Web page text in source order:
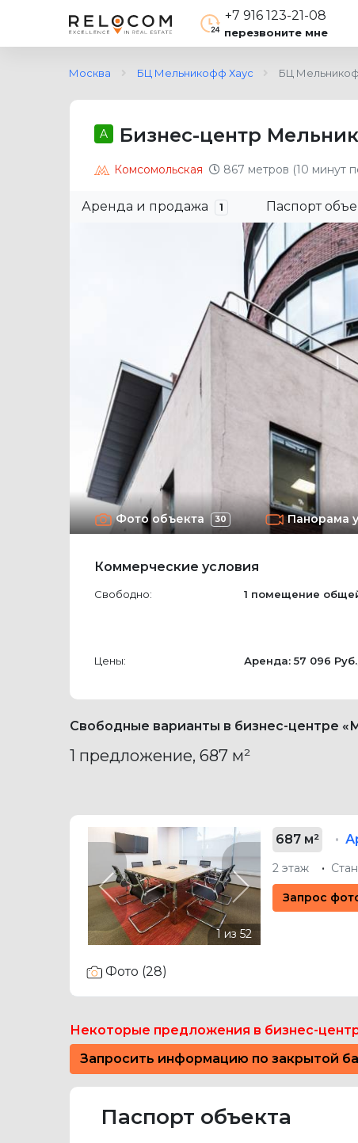
+7 916 123-21-08
перезвоните мне
Москва БЦ Мельникофф Хаус БЦ
A Бизнес-центр
Комсомольская 867 метров (10 минут
Аренда и продажа 1 Паспорт
Фото объекта 30 Панорама
Коммерческие условия
Свободно: 1 помещение
Цены:
Аренда: 57 096
Свободные варианты в бизнес-центре
1 предложение, 687 м²
Previous Next
687 м²
2 этаж
Запрос
Фото (28)
Некоторые предложения в бизнес-
Запросить информацию по закрытой
Паспорт объекта